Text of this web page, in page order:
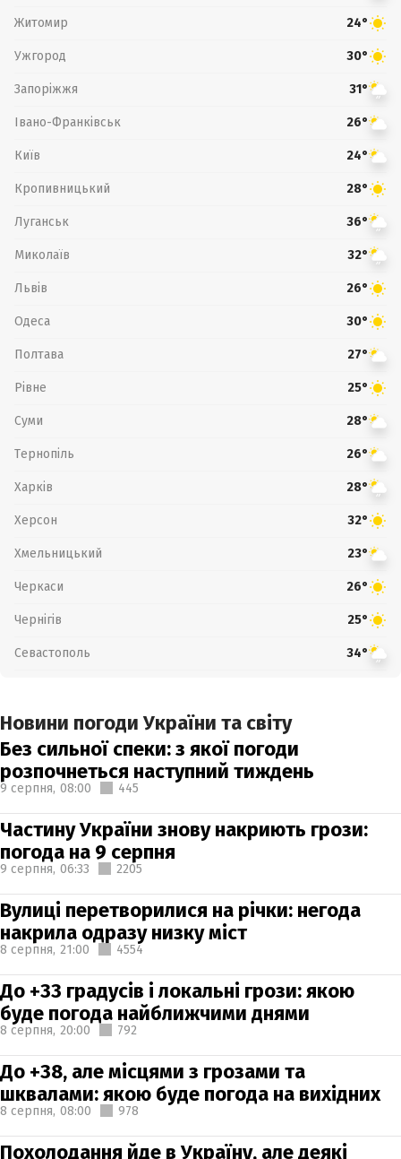
Житомир 24°
Ужгород 30°
Запоріжжя 31°
Івано-Франківськ 26°
Київ 24°
Кропивницький 28°
Луганськ 36°
Миколаїв 32°
Львів 26°
Одеса 30°
Полтава 27°
Рівне 25°
Суми 28°
Тернопіль 26°
Харків 28°
Херсон 32°
Хмельницький 23°
Черкаси 26°
Чернігів 25°
Севастополь 34°
Новини погоди України та світу
Без сильної спеки: з якої погоди
розпочнеться наступний тиждень
9 серпня, 08:00 445
Частину України знову накриють грози:
погода на 9 серпня
9 серпня, 06:33 2205
Вулиці перетворилися на річки: негода
накрила одразу низку міст
8 серпня, 21:00 4554
До +33 градусів і локальні грози: якою
буде погода найближчими днями
8 серпня, 20:00 792
До +38, але місцями з грозами та
шквалами: якою буде погода на вихідних
8 серпня, 08:00 978
Похолодання йде в Україну, але деякі